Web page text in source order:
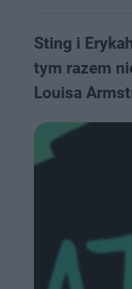
Sting i
tym razem
Louisa